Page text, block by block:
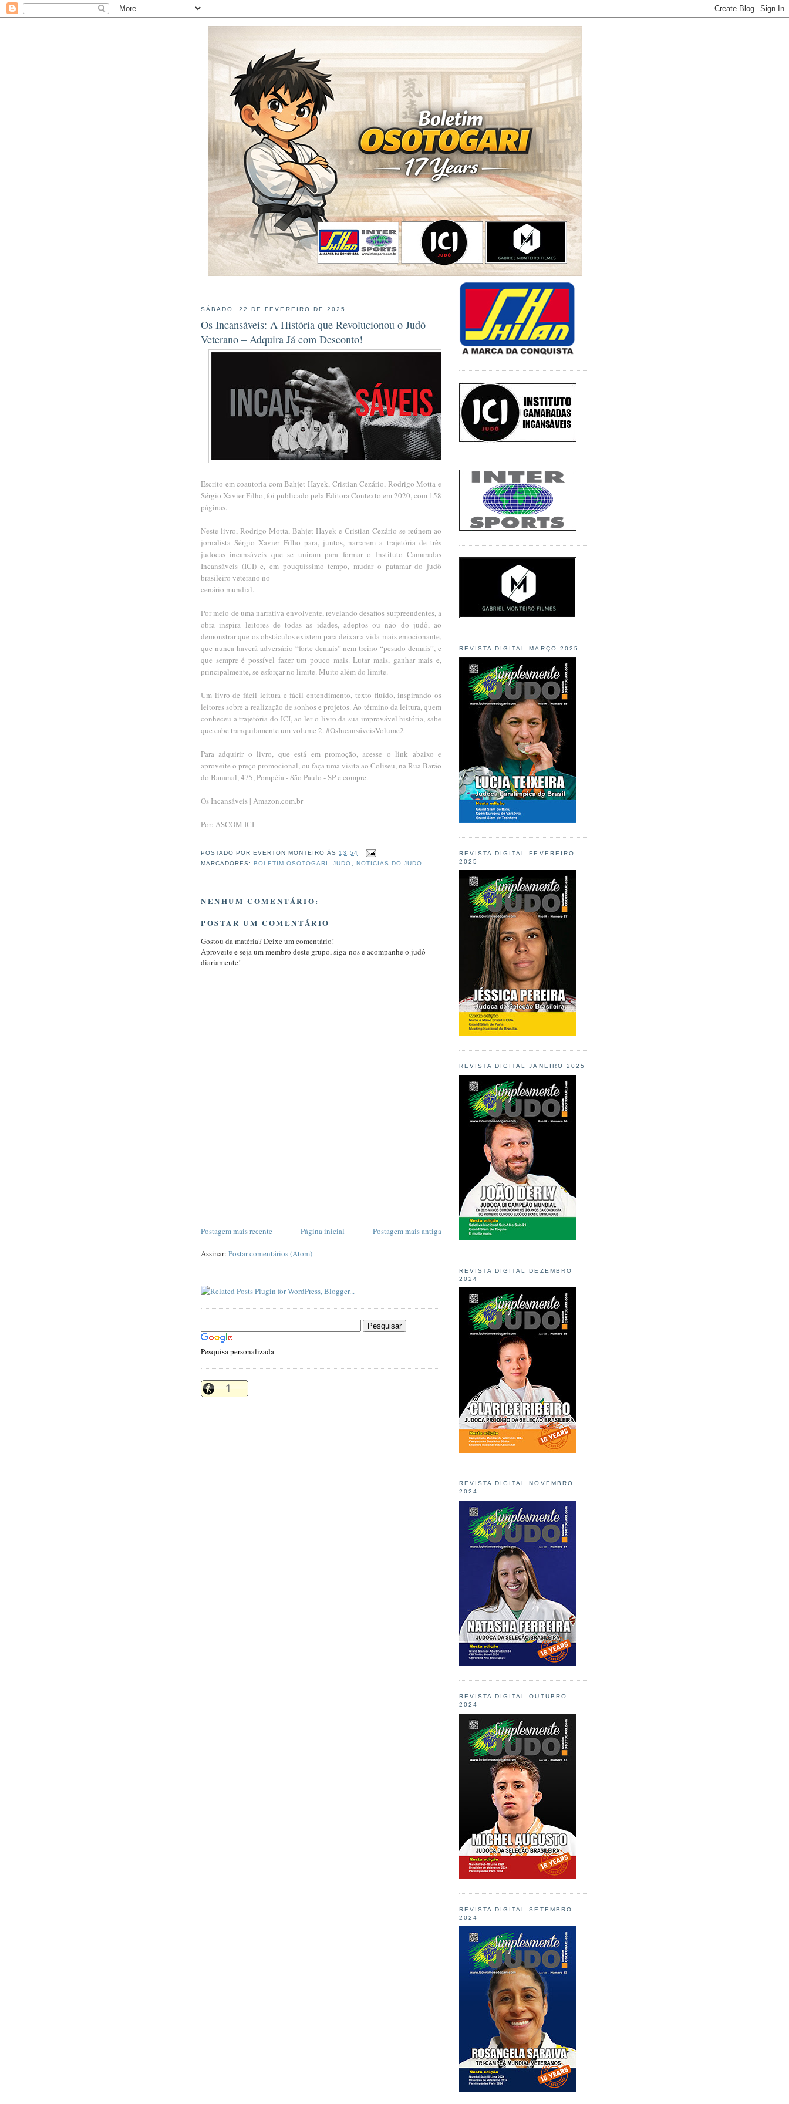
SÁBADO, 22 DE FEVEREIRO DE 2025
Os Incansáveis: A História que Revolucionou o Judô
Veterano – Adquira Já com Desconto!
Escrito em coautoria com Bahjet Hayek, Cristian Cezário, Rodrigo Motta e
Sérgio Xavier Filho, foi publicado pela Editora Contexto em 2020, com 158
páginas.
Neste livro, Rodrigo Motta, Bahjet Hayek e Cristian Cezário se reúnem ao
jornalista Sérgio Xavier Filho para, juntos, narrarem a trajetória de três
judocas incansáveis que se uniram para formar o Instituto Camaradas
Incansáveis (ICI) e, em pouquíssimo tempo, mudar o patamar do judô
brasileiro veterano no
cenário mundial.
Por meio de uma narrativa envolvente, revelando desafios surpreendentes, a
obra inspira leitores de todas as idades, adeptos ou não do judô, ao
demonstrar que os obstáculos existem para deixar a vida mais emocionante,
que nunca haverá adversário “forte demais” nem treino “pesado demais”, e
que sempre é possível fazer um pouco mais. Lutar mais, ganhar mais e,
principalmente, se esforçar no limite. Muito além do limite.
Um livro de fácil leitura e fácil entendimento, texto fluído, inspirando os
leitores sobre a realização de sonhos e projetos. Ao término da leitura, quem
conheceu a trajetória do ICI, ao ler o livro da sua improvável história, sabe
que cabe tranquilamente um volume 2. #OsIncansáveisVolume2
Para adquirir o livro, que está em promoção, acesse o link abaixo e
aproveite o preço promocional, ou faça uma visita ao Coliseu, na Rua Barão
do Bananal, 475, Pompéia - São Paulo - SP e compre.
Os Incansáveis | Amazon.com.br
Por: ASCOM ICI
POSTADO POR EVERTON MONTEIRO ÀS13:54
MARCADORES:BOLETIM OSOTOGARI ,JUDO , NOTICIAS DO JUDO
NENHUM COMENTÁRIO:
POSTAR UM COMENTÁRIO
Gostou da matéria? Deixe um comentário!
Aproveite e seja um membro deste grupo, siga-nos e acompanhe o judô
diariamente!
Postagem mais recente Postagem mais antiga
Página inicial
Assinar: Postar comentários (Atom)
Pesquisa personalizada
REVISTA DIGITAL MARÇO 2025
REVISTA DIGITAL FEVEREIRO
2025
REVISTA DIGITAL JANEIRO 2025
REVISTA DIGITAL DEZEMBRO
2024
REVISTA DIGITAL NOVEMBRO
2024
REVISTA DIGITAL OUTUBRO
2024
REVISTA DIGITAL SETEMBRO
2024